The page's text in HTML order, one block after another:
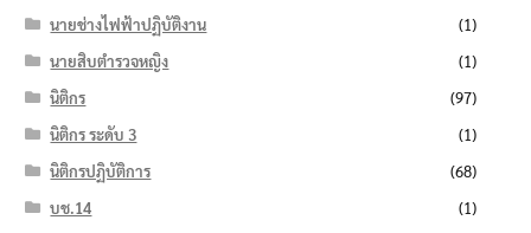
นายช่างไฟฟ้าปฏิบัติงาน
(1)
นายสิบตำรวจหญิง
(1)
นิติกร
(97)
นิติกร ระดับ 3
(1)
นิติกรปฏิบัติการ
(68)
บช.14
(1)